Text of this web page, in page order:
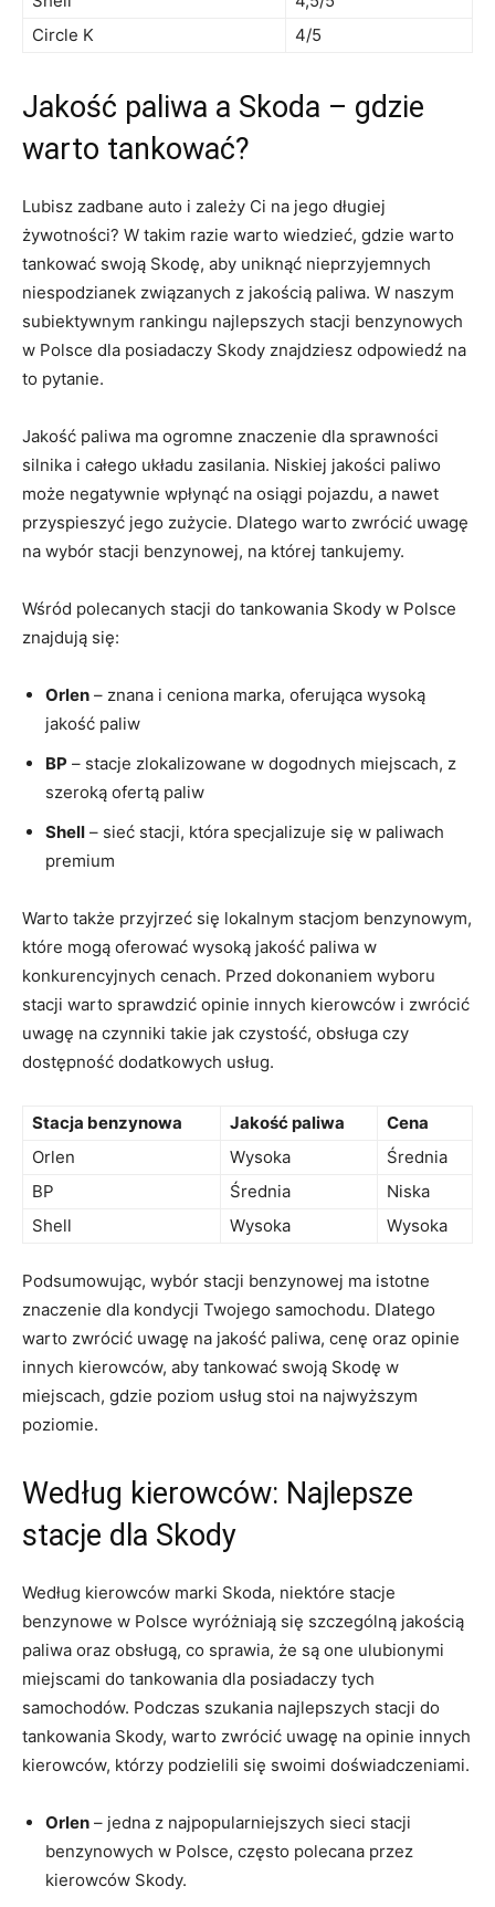
Circle K
4/5
Jakość paliwa a Skoda – gdzie
warto tankować?
Lubisz zadbane auto i zależy Ci na jego długiej
żywotności? W takim razie warto wiedzieć, gdzie warto
tankować swoją Skodę, aby uniknąć nieprzyjemnych
niespodzianek związanych z jakością paliwa. W naszym
subiektywnym rankingu najlepszych stacji benzynowych
w Polsce dla posiadaczy Skody znajdziesz odpowiedź na
to pytanie.
Jakość paliwa ma ogromne znaczenie dla sprawności
silnika i całego układu zasilania. Niskiej jakości paliwo
może negatywnie wpłynąć na osiągi pojazdu, a nawet
przyspieszyć jego zużycie. Dlatego warto zwrócić uwagę
na wybór stacji benzynowej, na której tankujemy.
Wśród polecanych stacji do tankowania Skody w Polsce
znajdują się:
Orlen – znana i ceniona marka, oferująca wysoką
jakość paliw
BP – stacje zlokalizowane w dogodnych miejscach, z
szeroką ofertą paliw
Shell – sieć stacji, która specjalizuje się w paliwach
premium
Warto także przyjrzeć się lokalnym stacjom benzynowym,
które mogą oferować wysoką jakość paliwa w
konkurencyjnych cenach. Przed dokonaniem wyboru
stacji warto sprawdzić opinie innych kierowców i zwrócić
uwagę na czynniki takie jak czystość, obsługa czy
dostępność dodatkowych usług.
Stacja benzynowa Jakość paliwa
Cena
Orlen
Wysoka
Średnia
BP
Średnia
Niska
Shell
Wysoka Wysoka
Podsumowując, wybór stacji benzynowej ma istotne
znaczenie dla kondycji Twojego samochodu. Dlatego
warto zwrócić uwagę na jakość paliwa, cenę oraz opinie
innych kierowców, aby tankować swoją Skodę w
miejscach, gdzie poziom usług stoi na najwyższym
poziomie.
Według kierowców: Najlepsze
stacje dla Skody
Według kierowców marki Skoda, niektóre stacje
benzynowe w Polsce wyróżniają się szczególną jakością
paliwa oraz obsługą, co sprawia, że są one ulubionymi
miejscami do tankowania dla posiadaczy tych
samochodów. Podczas szukania najlepszych stacji do
tankowania Skody, warto zwrócić uwagę na opinie innych
kierowców, którzy podzielili się swoimi doświadczeniami.
Orlen – jedna z najpopularniejszych sieci stacji
benzynowych w Polsce, często polecana przez
kierowców Skody.